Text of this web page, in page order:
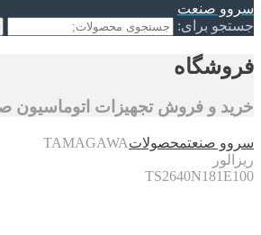
سروو صنعت
جستجو برای:
فروشگاه
خرید و فروش تجهیزات اتوماسیون
سروو صنعتمحصولاتTAMAGAWA
ریزالور
TS2640N181E100